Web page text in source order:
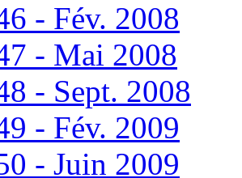
- Fév. 2008
- Mai 2008
- Sept. 2008
- Fév. 2009
- Juin 2009